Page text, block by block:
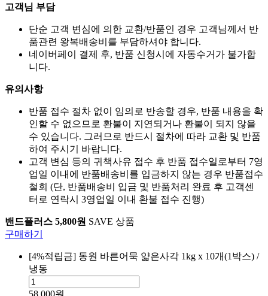
고객님 부담
단순 고객 변심에 의한 교환/반품인 경우 고객님께서 반
품관련 왕복배송비를 부담하셔야 합니다.
네이버페이 결제 후, 반품 신청시에 자동수거가 불가합
니다.
유의사항
반품 접수 절차 없이 임의로 반송할 경우, 반품 내용을 확
인할 수 없으므로 환불이 지연되거나 환불이 되지 않을
수 있습니다. 그러므로 반드시 절차에 따라 교환 및 반품
하여 주시기 바랍니다.
고객 변심 등의 귀책사유 접수 후 반품 접수일로부터 7영
업일 이내에 반품배송비를 입금하지 않는 경우 반품접수
철회 (단, 반품배송비 입금 및 반품처리 완료 후 고객센
터로 연락시 3영업일 이내 환불 접수 진행)
밴드플러스 5,800원 SAVE 상품
구매하기
[4%적립금] 동원 바른어묵 얇은사각 1kg x 10개(1박스) /
냉동